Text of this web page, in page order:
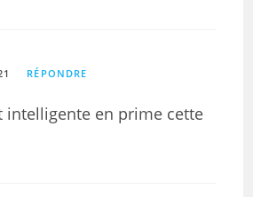
RÉPONDRE
intelligente en prime cette